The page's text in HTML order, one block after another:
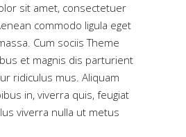
sit amet, consectetuer
commodo ligula eget
Cum sociis Theme
et magnis dis parturient
ridiculus mus. Aliquam
in, viverra quis, feugiat
viverra nulla ut metus